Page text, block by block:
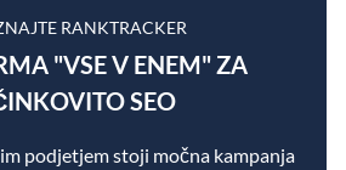
RANKTRACKER
"VSE V ENEM" ZA
SEO
podjetjem stoji močna kampanja